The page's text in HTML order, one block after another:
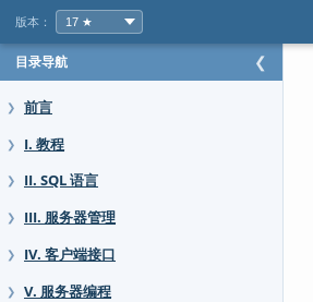
版本：
目录导航 ❮
❯ 前言
❯ I. 教程
❯ II. SQL 语言
❯ III. 服务器管理
❯ IV. 客户端接口
❯ V. 服务器编程